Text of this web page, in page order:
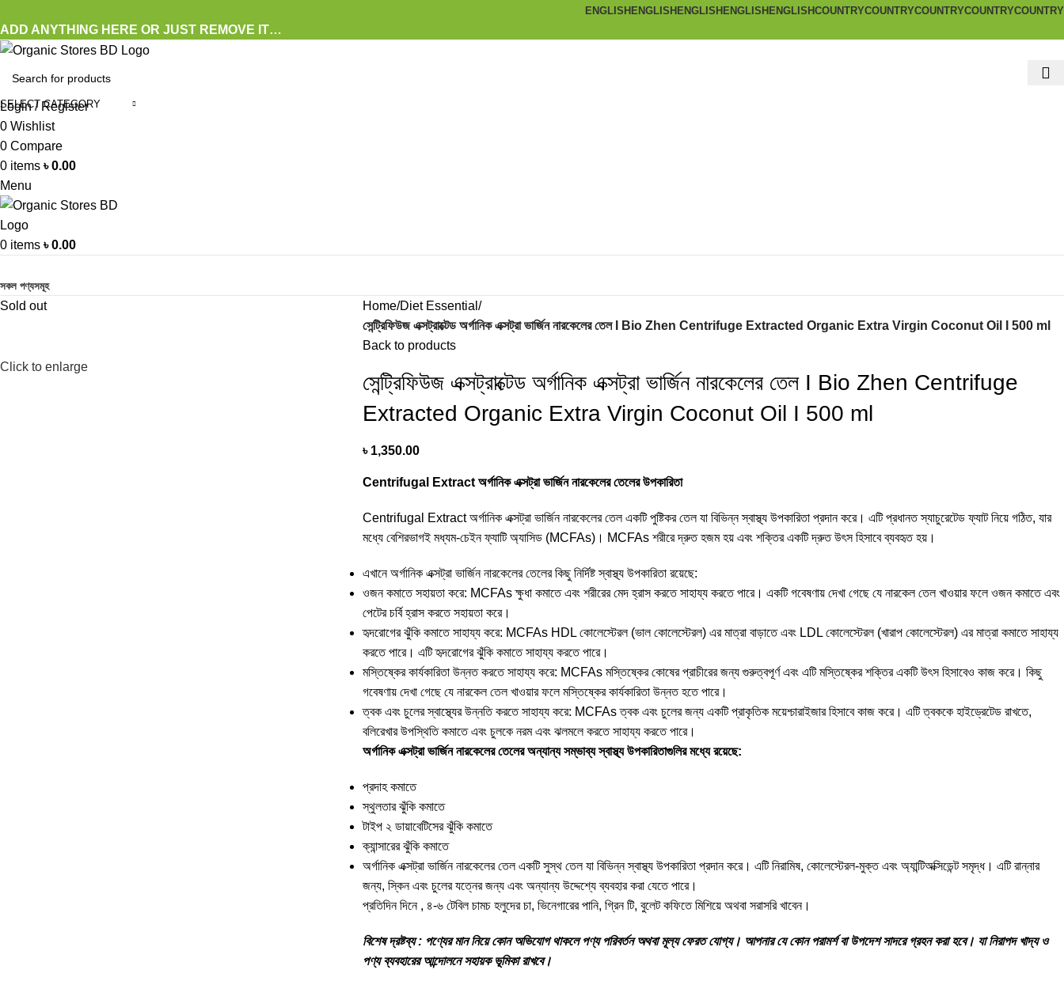
ENGLISH ENGLISH ENGLISH ENGLISH ENGLISHCOUNTRYCOUNTRYCOUNTRYCOUNTRYCOUNTRY
ADD ANYTHING HERE OR JUST REMOVE IT…
SELECT CATEGORY
Login / Register
0 Wishlist
0 Compare
0 items ৳0.00
Menu
0 items ৳0.00
সকল পণ্যসমূহ
Sold out
Click to enlarge
Home Diet Essential
সেন্ট্রিফিউজ এক্সট্রাক্টেড অর্গানিক এক্সট্রা ভার্জিন নারকেলের তেল I Bio Zhen Centrifuge Extracted Organic Extra Virgin Coconut Oil I 500 ml
Back to products
সেন্ট্রিফিউজ এক্সট্রাক্টেড অর্গানিক এক্সট্রা ভার্জিন নারকেলের তেল I Bio Zhen Centrifuge
Extracted Organic Extra Virgin Coconut Oil I 500 ml
৳ 1,350.00
Centrifugal Extract অর্গানিক এক্সট্রা ভার্জিন নারকেলের তেলের উপকারিতা
Centrifugal Extract অর্গানিক এক্সট্রা ভার্জিন নারকেলের তেল একটি পুষ্টিকর তেল যা বিভিন্ন স্বাস্থ্য উপকারিতা প্রদান করে। এটি প্রধানত স্যাচুরেটেড ফ্যাট নিয়ে গঠিত, যার
মধ্যে বেশিরভাগই মধ্যম-চেইন ফ্যাটি অ্যাসিড (MCFAs)। MCFAs শরীরে দ্রুত হজম হয় এবং শক্তির একটি দ্রুত উৎস হিসাবে ব্যবহৃত হয়।
এখানে অর্গানিক এক্সট্রা ভার্জিন নারকেলের তেলের কিছু নির্দিষ্ট স্বাস্থ্য উপকারিতা রয়েছে:
ওজন কমাতে সহায়তা করে: MCFAs ক্ষুধা কমাতে এবং শরীরের মেদ হ্রাস করতে সাহায্য করতে পারে। একটি গবেষণায় দেখা গেছে যে নারকেল তেল খাওয়ার ফলে ওজন কমাতে এবং
পেটের চর্বি হ্রাস করতে সহায়তা করে।
হৃদরোগের ঝুঁকি কমাতে সাহায্য করে: MCFAs HDL কোলেস্টেরল (ভাল কোলেস্টেরল) এর মাত্রা বাড়াতে এবং LDL কোলেস্টেরল (খারাপ কোলেস্টেরল) এর মাত্রা কমাতে সাহায্য
করতে পারে। এটি হৃদরোগের ঝুঁকি কমাতে সাহায্য করতে পারে।
মস্তিষ্কের কার্যকারিতা উন্নত করতে সাহায্য করে: MCFAs মস্তিষ্কের কোষের প্রাচীরের জন্য গুরুত্বপূর্ণ এবং এটি মস্তিষ্কের শক্তির একটি উৎস হিসাবেও কাজ করে। কিছু
গবেষণায় দেখা গেছে যে নারকেল তেল খাওয়ার ফলে মস্তিষ্কের কার্যকারিতা উন্নত হতে পারে।
ত্বক এবং চুলের স্বাস্থ্যের উন্নতি করতে সাহায্য করে: MCFAs ত্বক এবং চুলের জন্য একটি প্রাকৃতিক ময়েশ্চারাইজার হিসাবে কাজ করে। এটি ত্বককে হাইড্রেটেড রাখতে,
বলিরেখার উপস্থিতি কমাতে এবং চুলকে নরম এবং ঝলমলে করতে সাহায্য করতে পারে।
অর্গানিক এক্সট্রা ভার্জিন নারকেলের তেলের অন্যান্য সম্ভাব্য স্বাস্থ্য উপকারিতাগুলির মধ্যে রয়েছে:
প্রদাহ কমাতে
স্থুলতার ঝুঁকি কমাতে
টাইপ ২ ডায়াবেটিসের ঝুঁকি কমাতে
ক্যান্সারের ঝুঁকি কমাতে
অর্গানিক এক্সট্রা ভার্জিন নারকেলের তেল একটি সুস্থ তেল যা বিভিন্ন স্বাস্থ্য উপকারিতা প্রদান করে। এটি নিরামিষ, কোলেস্টেরল-মুক্ত এবং অ্যান্টিঅক্সিডেন্ট সমৃদ্ধ। এটি রান্নার
জন্য, স্কিন এবং চুলের যত্নের জন্য এবং অন্যান্য উদ্দেশ্যে ব্যবহার করা যেতে পারে।
প্রতিদিন দিনে , ৪-৬ টেবিল চামচ হলুদের চা, ভিনেগারের পানি, গ্রিন টি, বুলেট কফিতে মিশিয়ে অথবা সরাসরি খাবেন।
বিশেষ দ্রষ্টব্য : পণ্যের মান নিয়ে কোন অভিযোগ থাকলে পণ্য পরিবর্তন অথবা মূল্য ফেরত যোগ্য। আপনার যে কোন পরামর্শ বা উপদেশ সাদরে গ্রহন করা হবে। যা নিরাপদ খাদ্য ও
পণ্য ব্যবহারের আন্দোলনে সহায়ক ভূমিকা রাখবে।